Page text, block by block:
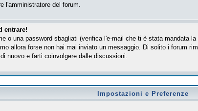
l'amministratore del forum.
entrare!
o una password sbagliati (verifica l'e-mail che ti è stata mandata
allora forse non hai mai inviato un messaggio. Di solito i forum
nuovo e farti coinvolgere dalle discussioni.
Impostazioni e Preferenze